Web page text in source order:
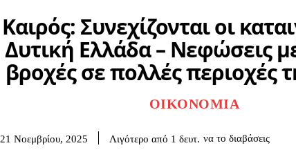
Καιρός: Συνεχίζονται οι
Δυτική Ελλάδα – Νεφώσεις
βροχές σε πολλές περιοχές
ΟΙΚΟΝΟΜΊΑ
21 Νοεμβρίου, 2025 Λιγότερο από 1 δευτ. να το διαβάσεις